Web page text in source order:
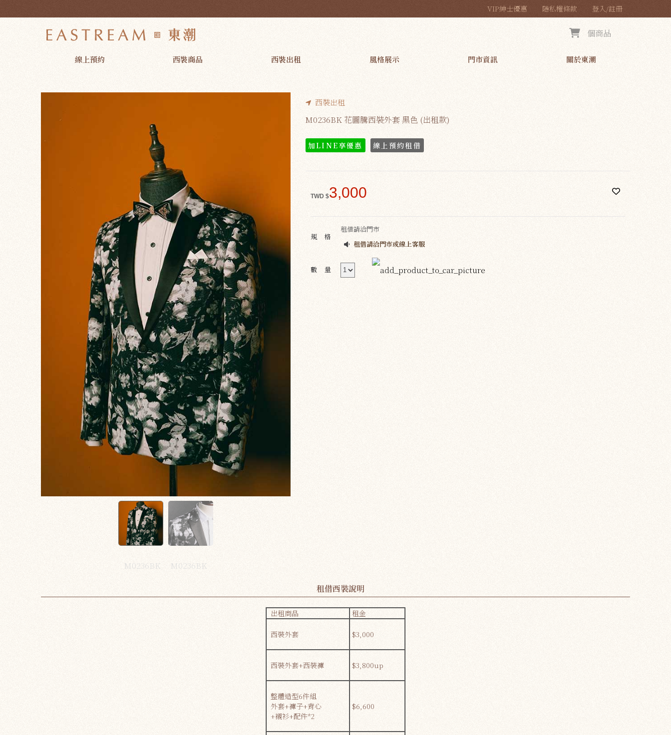
VIP紳士優惠 隱私權條款 登入/註冊
個商品
線上預約 西裝商品 西裝出租 風格展示 門市資訊 關於東潮
M0236BK M0236BK
西裝出租
M0236BK 花圖騰西裝外套 黑色 (出租款)
加LINE享優惠 線上預約租借
TWD $3,000
規格
租借請洽門市
租借請洽門市或線上客服
數量
租借西裝說明
出租商品 租金
西裝外套 $3,000
西裝外套+西裝褲 $3,800up
整體造型6件組
外套+褲子+背心
+襯衫+配件*2
$6,600